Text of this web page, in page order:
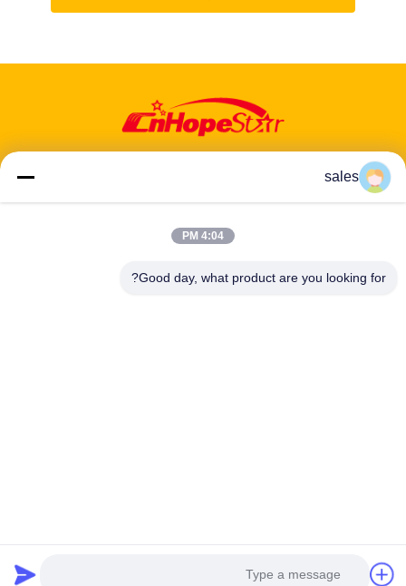
عنوان: 601-606، الطابق 6، المبنى E، حديقة يوانفين الصناعية، منطقة
هاتف:86-13424296897
الحقوق محفوظة.
sales
4:04 PM
Good day, what product are you looking for?